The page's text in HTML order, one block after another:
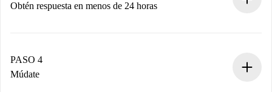
Obtén respuesta en menos de 24 horas
contacto con el propietario.
Si es rechazada: No te haremos ningún cargo y te
PASO 4
Múdate